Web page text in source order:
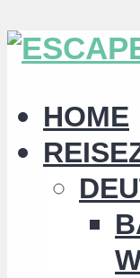
HOME